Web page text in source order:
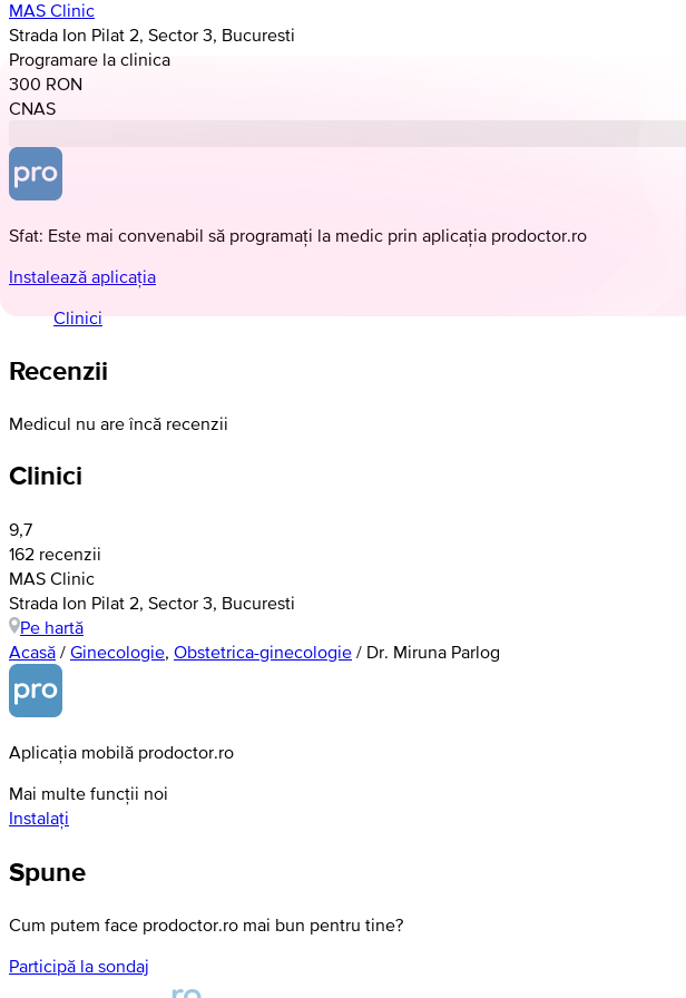
MAS Clinic
Strada Ion Pilat 2, Sector 3, Bucuresti
Programare la clinica
300 RON
CNAS
Sfat: Este mai convenabil să programați la medic prin aplicația prodoctor.ro
Instalează aplicația
Clinici
Recenzii
Medicul nu are încă recenzii
Clinici
9,7
162 recenzii
MAS Clinic
Strada Ion Pilat 2, Sector 3, Bucuresti
Pe hartă
Acasă / Ginecologie, Obstetrica-ginecologie / Dr. Miruna Parlog
Aplicația mobilă prodoctor.ro
Mai multe funcții noi
Instalați
Spune
Cum putem face prodoctor.ro mai bun pentru tine?
Participă la sondaj